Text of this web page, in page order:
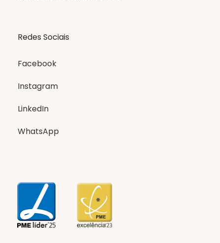
Redes Sociais
Facebook
Instagram
LinkedIn
WhatsApp